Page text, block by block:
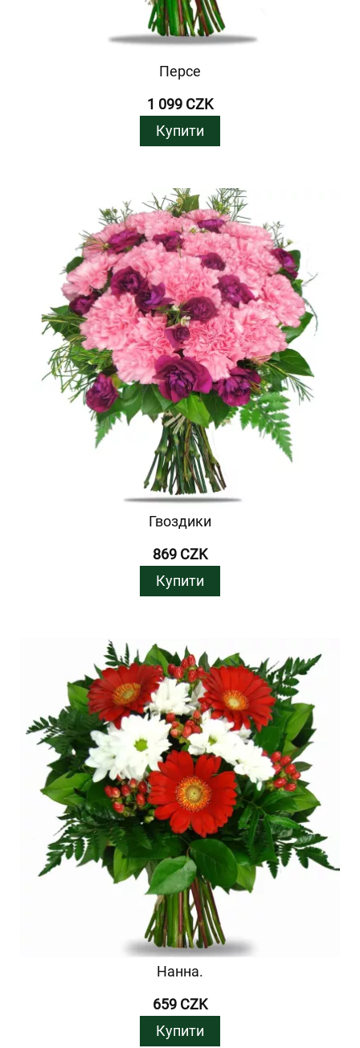
Персе
1 099 CZK
Купити
Гвоздики
869 CZK
Купити
Нанна.
659 CZK
Купити